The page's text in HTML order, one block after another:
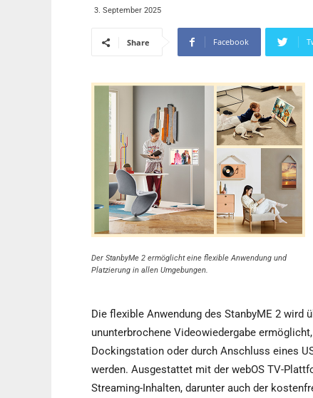
3. September 2025
Share Facebook
Der StanbyMe 2 ermöglicht eine flexible Anwendung und
Platzierung in allen Umgebungen.
Die flexible Anwendung des StanbyME 2 wird
ununterbrochene Videowiedergabe
Dockingstation oder durch Anschluss eines
werden. Ausgestattet mit der webOS TV-
Streaming-Inhalten, darunter auch der